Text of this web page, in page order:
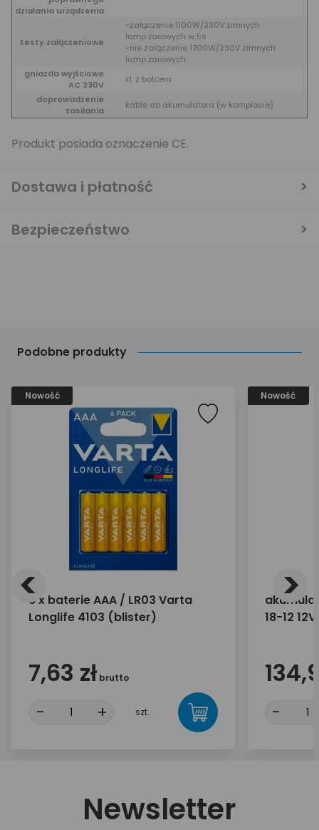
Podobne produkty
Nowość
6 x baterie AAA / LR03 Varta
Longlife 4103 (blister)
7,63 zł brutto
- + szt.
Nowość
18-12
-
< >
działania urządzenia
testy załączeniowe
-załączenie 1100W/230V zimnych
lamp żarowych w 5s
-nie załączenie 1700W/230V zimnych
lamp żarowych
gniazda wyjściowe
AC 230V
x1, z bolcem
doprowadzenie
zasilania
kable do akumulatora (w komplecie)
Produkt posiada oznaczenie CE.
Dostawa i płatność
Bezpieczeństwo
Newsletter